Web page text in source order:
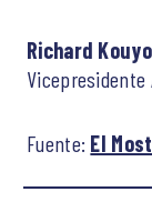
Richard
Vicepresidente
Fuente: El